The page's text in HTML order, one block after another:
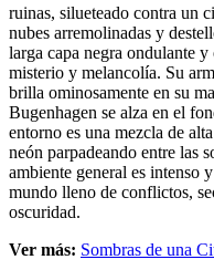
ruinas, silueteado contra un
nubes arremolinadas y
larga capa negra ondulante
misterio y melancolía. Su
brilla ominosamente en su
Bugenhagen se alza en el
entorno es una mezcla de
neón parpadeando entre las
ambiente general es intenso
mundo lleno de conflictos,
oscuridad.
Ver más: Sombras de una